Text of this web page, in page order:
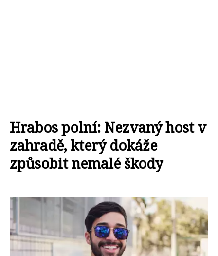
Hrabos polní: Nezvaný host v
zahradě, který dokáže
způsobit nemalé škody